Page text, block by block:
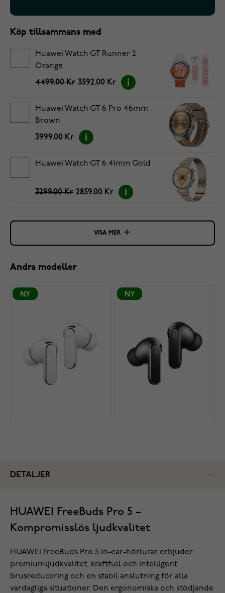
Köp tillsammans med
Huawei Watch GT Runner 2
Orange
4499.00 Kr 3592.00 Kr
Huawei Watch GT 6 Pro 46mm
Brown
3999.00 Kr
Huawei Watch GT 6 41mm Gold
3299.00 Kr 2859.00 Kr
VISA MER
Andra modeller
NY NY
DETALJER
HUAWEI FreeBuds Pro 5 –
Kompromisslös ljudkvalitet
HUAWEI FreeBuds Pro 5 in-ear-hörlurar erbjuder
premiumljudkvalitet, kraftfull och intelligent
brusreducering och en stabil anslutning för alla
vardagliga situationer. Den ergonomiska och stödjande